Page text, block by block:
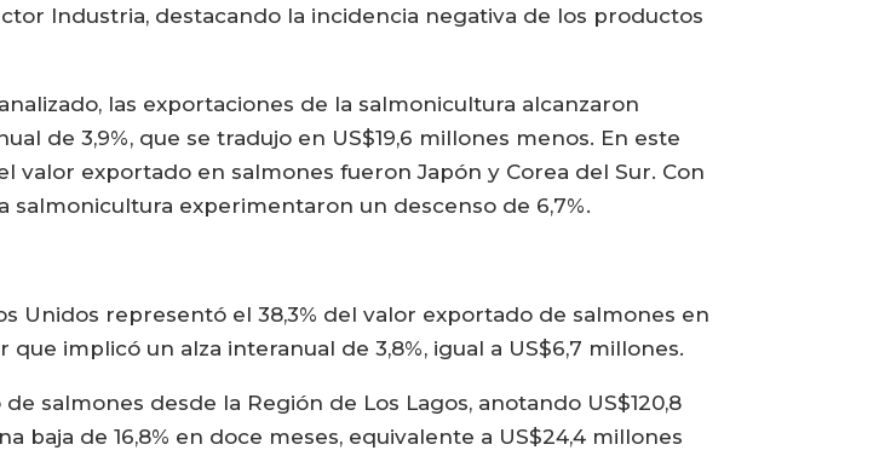
Industria, destacando la incidencia negativa de los productos
las exportaciones de la salmonicultura alcanzaron
de 3,9%, que se tradujo en US$19,6 millones menos. En este
valor exportado en salmones fueron Japón y Corea del Sur. Con
experimentaron un descenso de 6,7%.
Unidos representó el 38,3% del valor exportado de salmones en
implicó un alza interanual de 3,8%, igual a US$6,7 millones.
salmones desde la Región de Los Lagos, anotando US$120,8
baja de 16,8% en doce meses, equivalente a US$24,4 millones